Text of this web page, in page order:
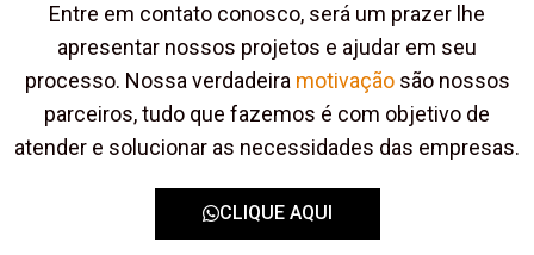
Entre em contato conosco, será um prazer lhe
apresentar nossos projetos e ajudar em seu
processo. Nossa verdadeira motivaçãosão nossos
parceiros, tudo que fazemos é com objetivo de
atender e solucionar as necessidades das empresas.
CLIQUE AQUI